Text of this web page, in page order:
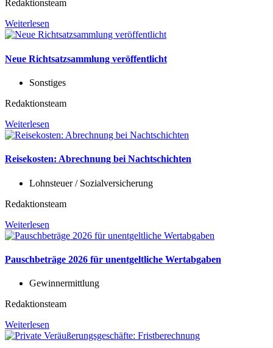
Redaktionsteam
Weiterlesen
Neue Richtsatzsammlung veröffentlicht
Sonstiges
Redaktionsteam
Weiterlesen
Reisekosten: Abrechnung bei Nachtschichten
Lohnsteuer / Sozialversicherung
Redaktionsteam
Weiterlesen
Pauschbeträge 2026 für unentgeltliche Wertabgaben
Gewinnermittlung
Redaktionsteam
Weiterlesen